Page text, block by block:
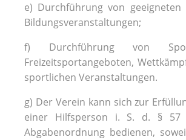
e) Durchführung von
Bildungsveranstaltungen;
f) Durchführung von
Freizeitsportangeboten,
sportlichen Veranstaltungen.
g) Der Verein kann sich zur
einer Hilfsperson i. S. d. § 57
Abgabenordnung bedienen,